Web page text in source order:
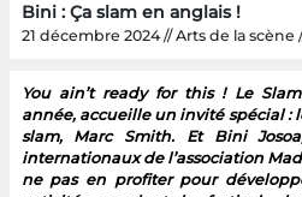
Bini : Ça slam en anglais !
21 décembre 2024 // Arts de la scène
You ain’t ready for this ! Le
année, accueille un invité spécial
slam, Marc Smith. Et Bini
internationaux de l’association
ne pas en profiter pour